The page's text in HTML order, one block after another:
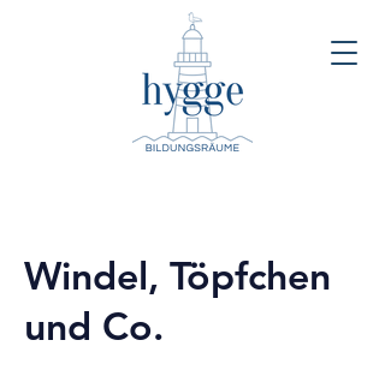
Windel, Töpfchen
und Co.